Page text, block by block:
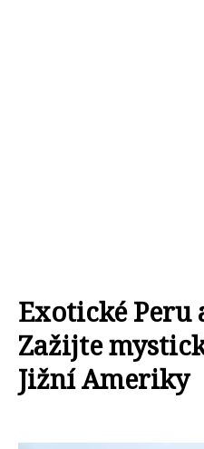
Exotické Peru
Zažijte
Jižní Ameriky